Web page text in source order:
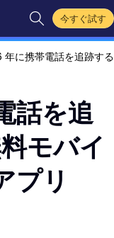
今すぐ試す
年に携帯電話を追跡する
話を追
モバイ
プリ